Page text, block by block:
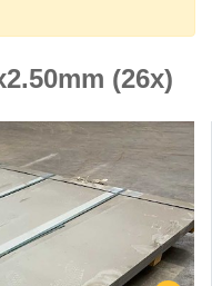
(26x)